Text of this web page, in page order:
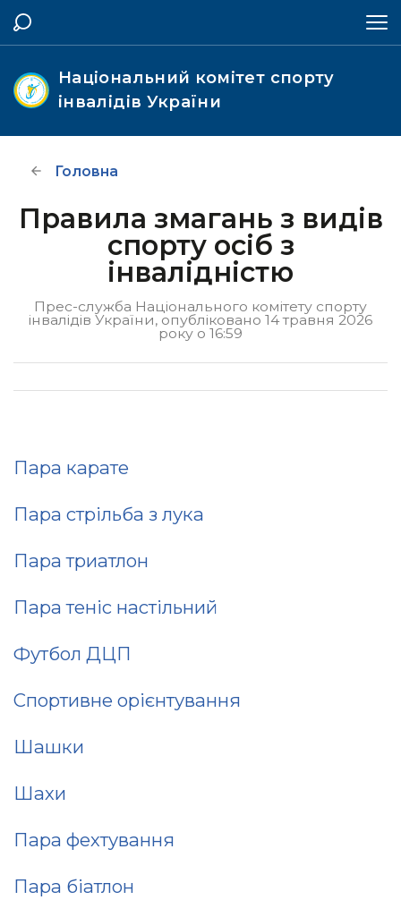
Національний комітет спорту
інвалідів України
Головна
Правила змагань з видів
спорту осіб з
інвалідністю
Прес-служба Національного комітету спорту
інвалідів України, опубліковано 14 травня 2026
року о 16:59
Пара карате
Пара стрільба з лука
Пара триатлон
Пара теніс настільний
Футбол ДЦП
Cпортивне орієнтування
Шашки
Шахи
Пара фехтування
Пара біатлон